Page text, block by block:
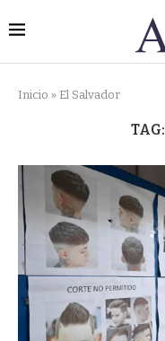
Inicio » El Salvador
TAG: